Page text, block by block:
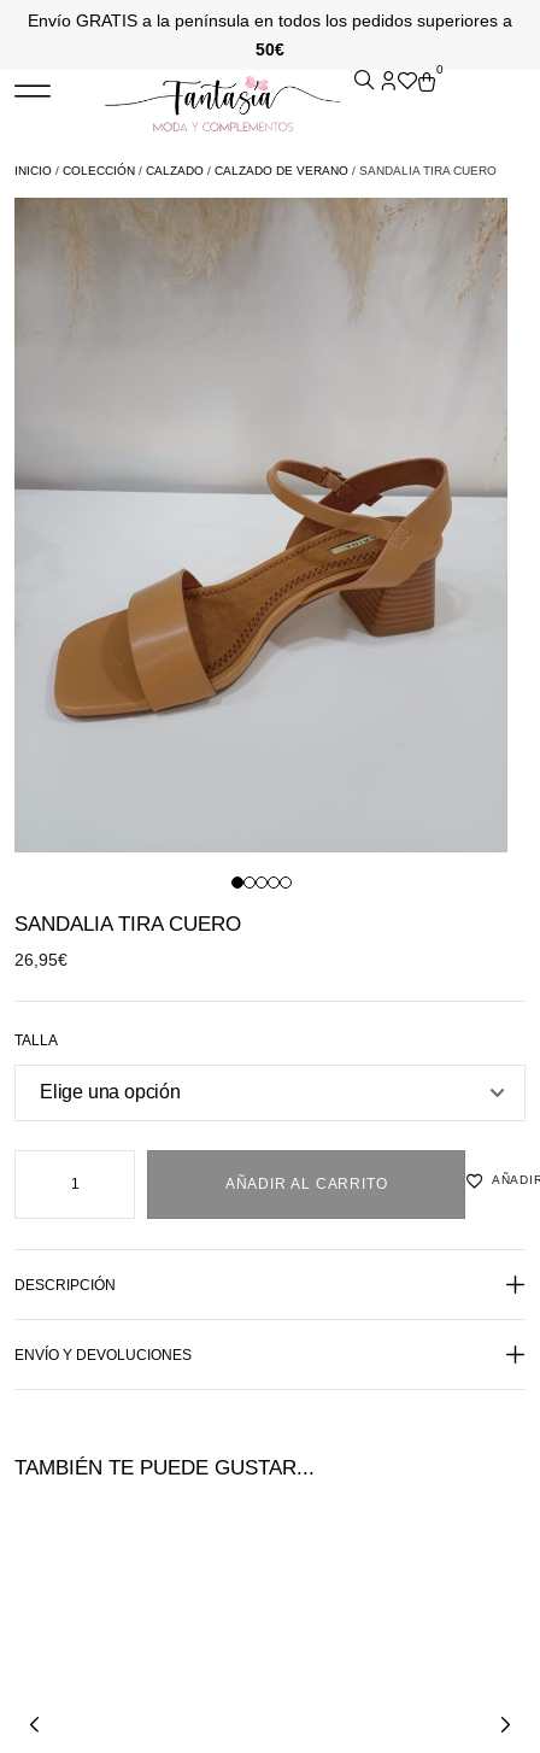
Envío GRATIS a la península en todos los pedidos superiores a
50€
0
INICIO / COLECCIÓN / CALZADO / CALZADO DE VERANO / SANDALIA TIRA CUERO
SANDALIA TIRA CUERO
26,95€
TALLA
AÑADIR AL CARRITO
DESCRIPCIÓN
ENVÍO Y DEVOLUCIONES
TAMBIÉN TE PUEDE GUSTAR...